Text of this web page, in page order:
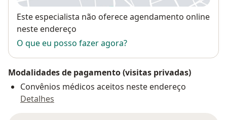
Disponibilidade
Este especialista não oferece agendamento online
neste endereço
O que eu posso fazer agora?
Modalidades de pagamento (visitas privadas)
Convênios médicos aceitos neste endereço
Detalhes